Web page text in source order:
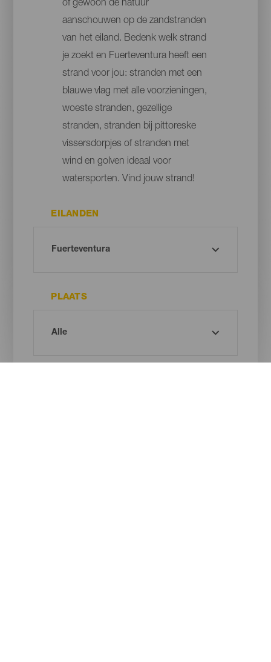
of gewoon de natuur
aanschouwen op de zandstranden
van het eiland. Bedenk welk strand
je zoekt en Fuerteventura heeft een
strand voor jou: stranden met een
blauwe vlag met alle voorzieningen,
woeste stranden, gezellige
stranden, stranden bij pittoreske
vissersdorpjes of stranden met
wind en golven ideaal voor
watersporten. Vind jouw strand!
EILANDEN
PLAATS